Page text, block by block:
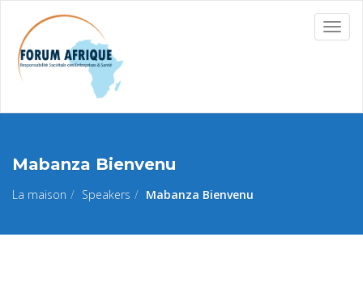
Mabanza Bienvenu
La maison Speakers Mabanza Bienvenu